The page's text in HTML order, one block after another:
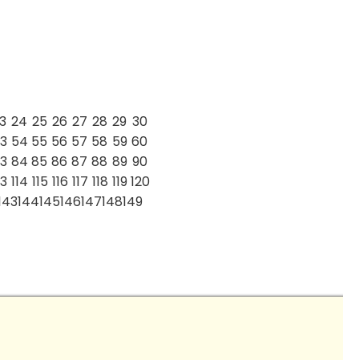
24 25 26 27 28 29 30
54 55 56 57 58 59 60
84 85 86 87 88 89 90
114 115 116 117 118 119120
144145146147148149